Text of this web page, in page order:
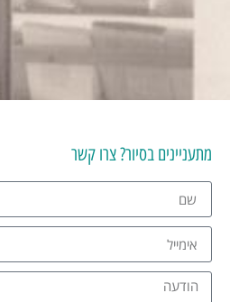
מתעניינים בסיור? צרו קשר